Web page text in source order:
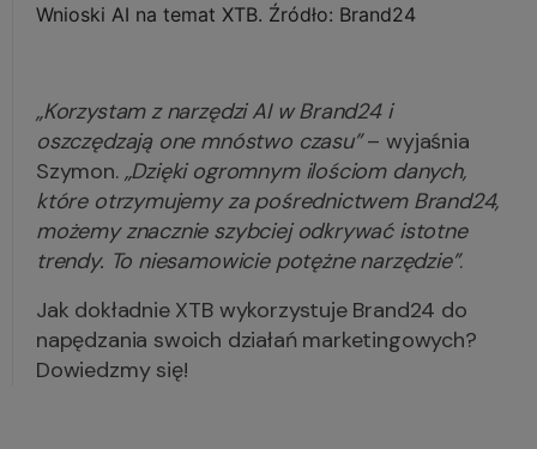
Wnioski AI na temat XTB. Źródło: Brand24
„Korzystam z narzędzi AI w Brand24 i
oszczędzają one mnóstwo czasu”– wyjaśnia
Szymon. „Dzięki ogromnym ilościom danych,
które otrzymujemy za pośrednictwem Brand24,
możemy znacznie szybciej odkrywać istotne
trendy. To niesamowicie potężne narzędzie”.
Jak dokładnie XTB wykorzystuje Brand24 do
napędzania swoich działań marketingowych?
Dowiedzmy się!